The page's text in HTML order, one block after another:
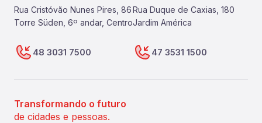
Rua Cristóvão Nunes Pires, 86
Torre Süden, 6º andar, Centro
48 3031 7500
Rua Duque de Caxias, 180
Jardim América
47 3531 1500
Transformando o futuro
de cidades e pessoas.